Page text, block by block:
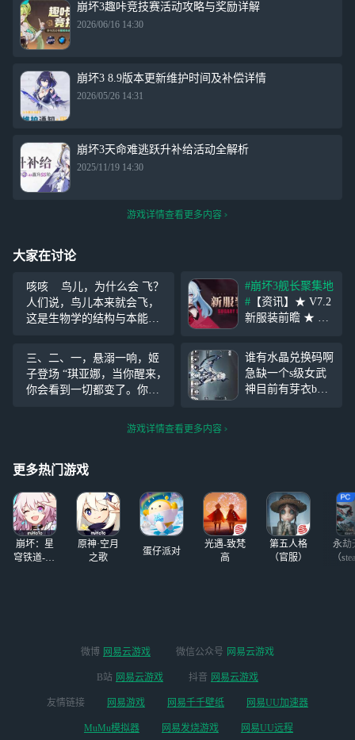
崩坏3趣咔竞技赛活动攻略与奖励详解
2026/06/16 14:30
崩坏3 8.9版本更新维护时间及补偿详情
2026/05/26 14:31
崩坏3天命难逃跃升补给活动全解析
2025/11/19 14:30
游戏详情查看更多内容
大家在讨论
咳咳 鸟儿，为什么会 飞？
人们说，鸟儿本来就会飞，
这是生物学的结构与本能造
的馈赠。 浪漫的哲人说，
因为鸟想要飞上天际，这是
它们所渴望的自由。 鸟儿想
要飞上天际，
#崩坏3舰长聚集地
# 【资讯】★ V7.2
新服装前瞻 ★ 舰
7.2新版本将推出
「糖露星霜」与
「空梦·掠集之
兽」全新服装，快
三、二、一，悬溺一响，姬
子登场 “琪亚娜，当你醒来，
你会看到一切都变了。你会
那些平凡的日常，也将一去
起头，继续前进吧，去把这
谁有水晶兑换码啊
急缺一个s级女武
神目前有芽衣b级
游戏详情查看更多内容
更多热门游戏
崩坏：星
穹铁道-4.4
原神·空月
之歌
蛋仔派对
光遇-致梵
高
第五人格
（官服）
永劫
（
微博 网易云游戏 微信公众号 网易云游戏
B站 网易云游戏 抖音 网易云游戏
友情链接 网易游戏 网易千千壁纸 网易UU加速器
MuMu模拟器 网易发烧游戏 网易UU远程